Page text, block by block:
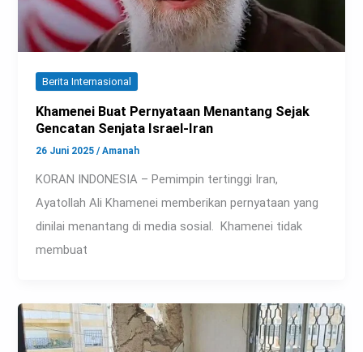
Berita Internasional
Khamenei Buat Pernyataan Menantang Sejak
Gencatan Senjata Israel-Iran
26 Juni 2025/Amanah
KORAN INDONESIA – Pemimpin tertinggi Iran,
Ayatollah Ali Khamenei memberikan pernyataan yang
dinilai menantang di media sosial. Khamenei tidak
membuat